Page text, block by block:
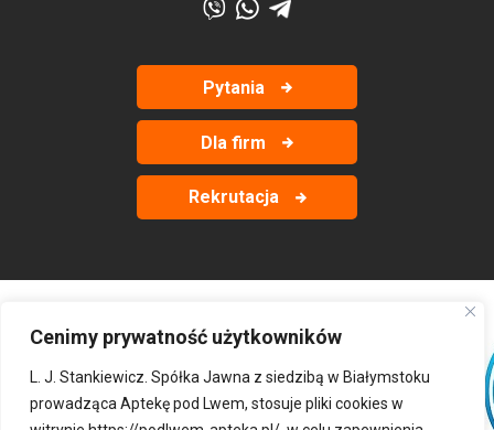
Cenimy prywatność użytkowników
L. J. Stankiewicz. Spółka Jawna z siedzibą w Białymstoku
prowadząca Aptekę pod Lwem, stosuje pliki cookies w
Pytania
Dla firm
Rekrutacja
‹